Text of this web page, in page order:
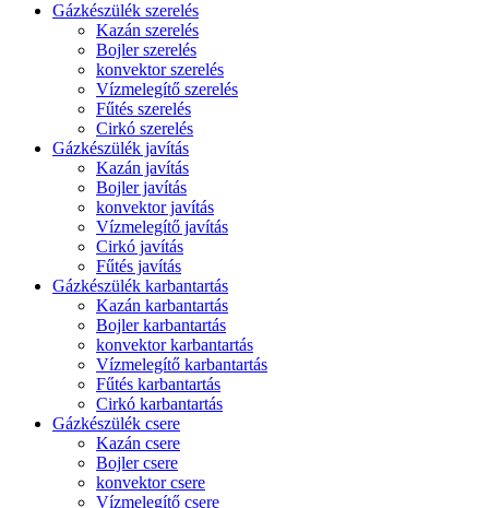
Gázkészülék szerelés
Kazán szerelés
Bojler szerelés
konvektor szerelés
Vízmelegítő szerelés
Fűtés szerelés
Cirkó szerelés
Gázkészülék javítás
Kazán javítás
Bojler javítás
konvektor javítás
Vízmelegítő javítás
Cirkó javítás
Fűtés javítás
Gázkészülék karbantartás
Kazán karbantartás
Bojler karbantartás
konvektor karbantartás
Vízmelegítő karbantartás
Fűtés karbantartás
Cirkó karbantartás
Gázkészülék csere
Kazán csere
Bojler csere
konvektor csere
Vízmelegítő csere